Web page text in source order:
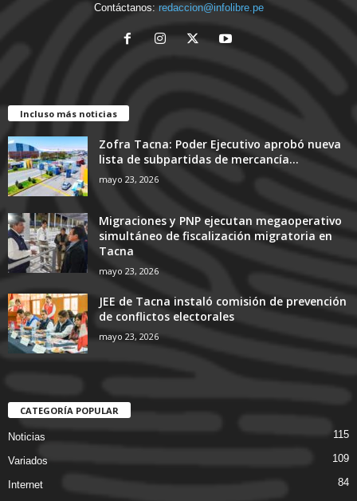
Contáctanos: redaccion@infolibre.pe
Incluso más noticias
Zofra Tacna: Poder Ejecutivo aprobó nueva
lista de subpartidas de mercancía...
mayo 23, 2026
Migraciones y PNP ejecutan megaoperativo
simultáneo de fiscalización migratoria en
Tacna
mayo 23, 2026
JEE de Tacna instaló comisión de prevención
de conflictos electorales
mayo 23, 2026
CATEGORÍA POPULAR
Noticias 115
Variados 109
Internet
84